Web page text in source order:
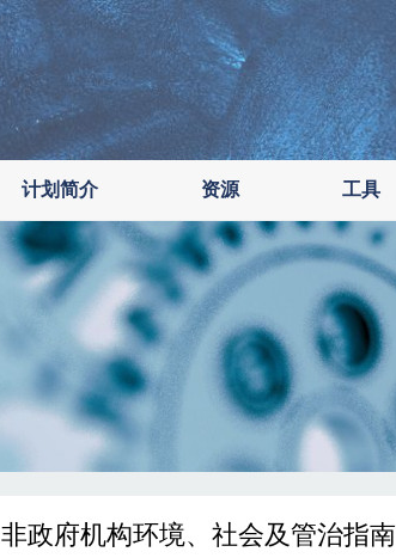
计划简介 资源 工具
非政府机构环境、社会及管治指南